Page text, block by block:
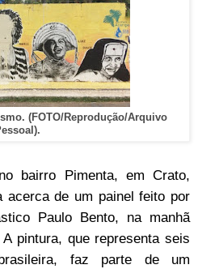
(FOTO/Reprodução/Arquivo
bairro Pimenta, em Crato,
de um painel feito por
Paulo Bento, na manhã
pintura, que representa seis
faz parte de um